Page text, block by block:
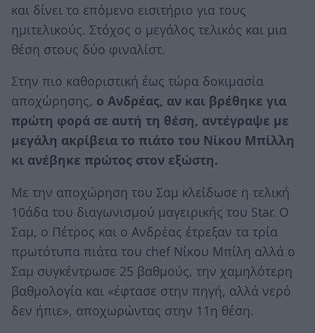
και δίνει το επόμενο εισιτήριο για τους
ημιτελικούς. Στόχος ο μεγάλος τελικός και μια
θέση στους δύο φιναλίστ.
Στην πιο καθοριστική έως τώρα δοκιμασία
αποχώρησης, ο Ανδρέας, αν και βρέθηκε για
πρώτη φορά σε αυτή τη θέση, αντέγραψε με
μεγάλη ακρίβεια το πιάτο του Νίκου Μπίλλη
κι ανέβηκε πρώτος στον εξώστη.
Με την αποχώρηση του Σαμ κλείδωσε η τελική
10άδα του διαγωνισμού μαγειρικής του Star. Ο
Σαμ, ο Πέτρος και ο Ανδρέας έτρεξαν τα τρία
πρωτότυπα πιάτα του chef Νίκου Μπίλη αλλά ο
Σαμ συγκέντρωσε 25 βαθμούς, την χαμηλότερη
βαθμολογία και «έφτασε στην πηγή, αλλά νερό
δεν ήπιε», αποχωρώντας στην 11η θέση.